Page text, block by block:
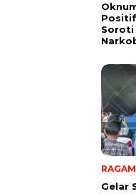
Soroti
RAGAM
Gelar